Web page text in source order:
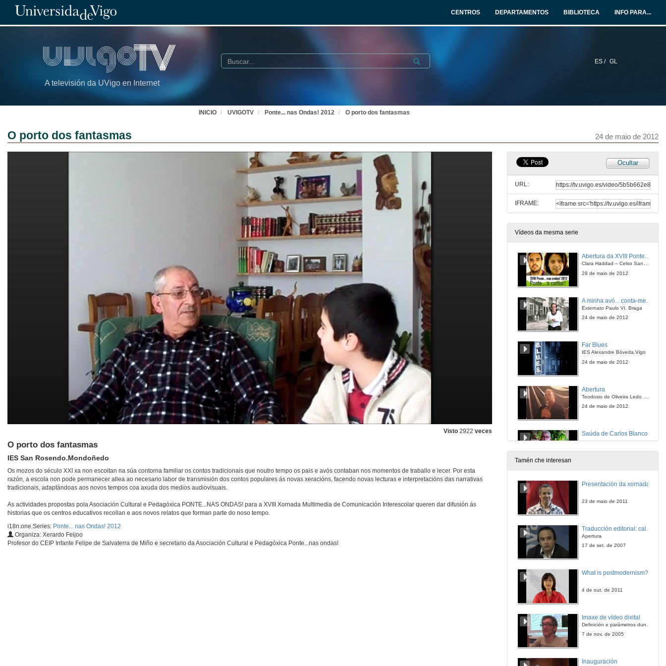
CENTROS DEPARTAMENTOS BIBLIOTECA INFO PARA...
A televisión da UVigo en Internet
ES / GL
Buscar Submit
INICIO UVIGOTV Ponte... nas Ondas! 2012 O porto dos fantasmas
O porto dos fantasmas 24 de maio de 2012
Visto 2922 veces
O porto dos fantasmas
IES San Rosendo.Mondoñedo
Os mozos do século XXI xa non escoitan na súa contorna familiar os contos tradicionais que noutro tempo os pais e avós contaban nos momentos de traballo e lecer. Por esta
razón, a escola non pode permanecer allea ao necesario labor de transmisión dos contos populares ás novas xeracións, facendo novas lecturas e interpretacións das narrativas
tradicionais, adaptándoas aos novos tempos coa axuda dos medios audiovisuais.
As actividades propostas pola Asociación Cultural e Pedagóxica PONTE...NAS ONDAS! para a XVIII Xornada Multimedia de Comunicación Interescolar queren dar difusión ás
historias que os centros educativos recollan e aos novos relatos que forman parte do noso tempo.
i18n.one.Series: Ponte... nas Ondas! 2012
Organiza: Xerardo Feijoo
Profesor do CEIP Infante Felipe de Salvaterra de Miño e secretario da Asociación Cultural e Pedagóxica Ponte...nas ondas!
Ocultar
URL:
IFRAME:
Vídeos da mesma serie
Abertura da XVIII Ponte…nas ondas!
Clara Haddad – Celso Sanmartín
28 de maio de 2012
Externato Paulo VI. Braga
24 de maio de 2012
Far Blues
IES Alexandre Bóveda.Vigo
24 de maio de 2012
Abertura
Teodosio de Oliveira Ledo Boa Vista PB, Brasil
24 de maio de 2012
Saúda de Carlos Blanco
24 de maio de 2012
CEP Sequelo Marín
CEIP Infante Felipe. Salvaterra de Miño
24 de maio de 2012
24 de maio de 2012
Tamén che interesan
Presentación da xornada
23 de maio de 2011
Apertura
17 de set. de 2007
What is postmodernism?
4 de out. de 2011
Imaxe de vídeo dixital
Definición e parámetros dunha imaxe dixital. Resolución e Aspecto. Profundidade da cor. Compresión. Frame por segundo. Entrelazado. Campos, cadros
7 de nov. de 2005
Inauguración